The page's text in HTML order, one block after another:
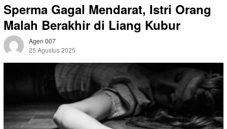
Sperma Gagal Mendarat, Istri Orang
Malah Berakhir di Liang Kubur
Agen 007
25 Agustus 2025